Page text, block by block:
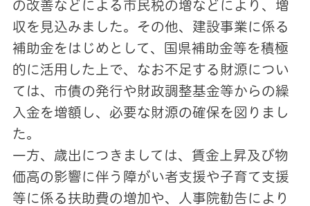
の改善などによる市民税の増などにより、増
収を見込みました。その他、建設事業に係る
補助金をはじめとして、国県補助金等を積極
的に活用した上で、なお不足する財源につい
ては、市債の発行や財政調整基金等からの繰
入金を増額し、必要な財源の確保を図りまし
た。
一方、歳出につきましては、賃金上昇及び物
価高の影響に伴う障がい者支援や子育て支援
等に係る扶助費の増加や、人事院勧告により